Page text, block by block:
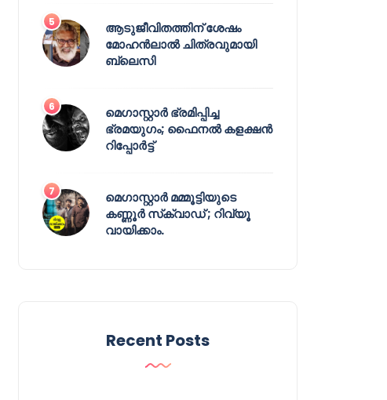
ആടുജീവിതത്തിന് ശേഷം
മോഹൻലാൽ ചിത്രവുമായി
ബ്ലെസി
മെഗാസ്റ്റാർ ഭ്രമിപ്പിച്ച
ഭ്രമയുഗം; ഫൈനൽ കളക്ഷൻ
റിപ്പോർട്ട്
മെഗാസ്റ്റാർ മമ്മൂട്ടിയുടെ
കണ്ണൂർ സ്‌ക്വാഡ് ; റിവ്യൂ
വായിക്കാം.
Recent Posts